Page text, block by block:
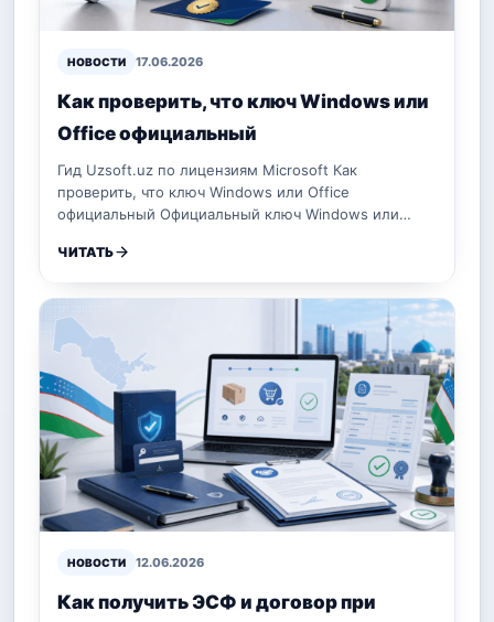
НОВОСТИ 17.06.2026
Как проверить, что ключ Windows или
Office официальный
Гид Uzsoft.uz по лицензиям Microsoft Как
проверить, что ключ Windows или Office
официальный Официальный ключ Windows или…
ЧИТАТЬ
НОВОСТИ 12.06.2026
Как получить ЭСФ и договор при